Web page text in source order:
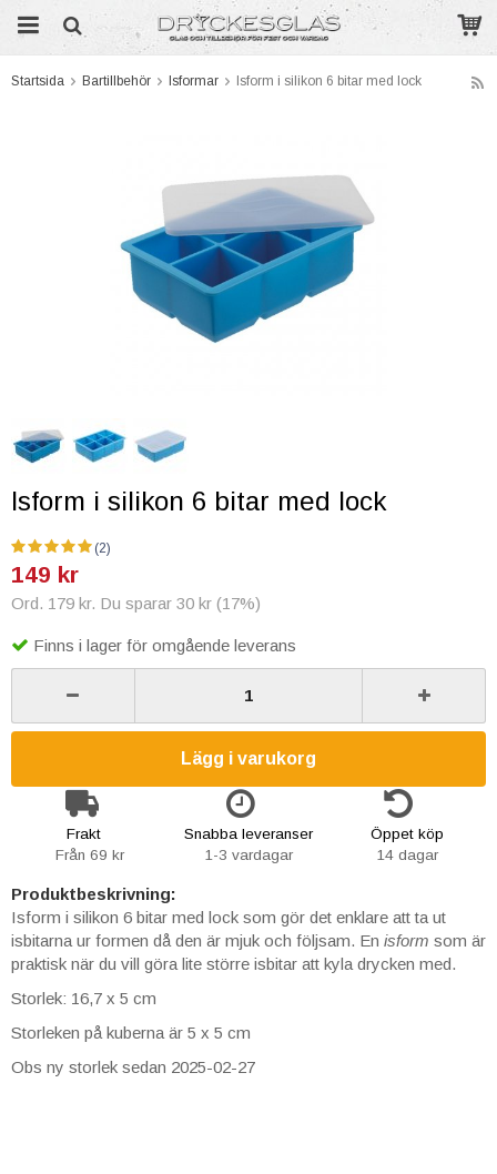
Startsida Bartillbehör Isformar Isform i silikon 6 bitar med lock
Isform i silikon 6 bitar med lock
(2)
149 kr
Ord. 179 kr. Du sparar 30 kr (17%)
Finns i lager för omgående leverans
Lägg i varukorg
Frakt
Från 69 kr
Snabba leveranser
1-3 vardagar
Öppet köp
14 dagar
Produktbeskrivning:
Isform i silikon 6 bitar med lock som gör det enklare att ta ut
isbitarna ur formen då den är mjuk och följsam. En isform som är
praktisk när du vill göra lite större isbitar att kyla drycken med.
Storlek: 16,7 x 5 cm
Storleken på kuberna är 5 x 5 cm
Obs ny storlek sedan 2025-02-27